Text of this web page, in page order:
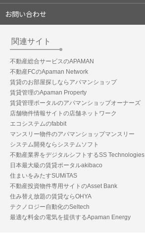
お問い合わせ
関連サイト
不動産総合サービスのAPAMAN
不動産FCのApaman Network
賃貸のお部屋探しならアパマンショップ
賃貸管理のApaman Property
賃貸管理ポータルのアパマンショップオーナーズ
店舗物件情報サイトの店舗ネットワーク
エコシステムのfabbit
マンスリー物件のアパマンショップマンスリー
システム開発ならシステムソフト
不動産業界をデジタルシフトするSS Technologies
日本最大級の賃貸ポータルakibaco
住まいをみたすSUMiTAS
不動産投資物件専用サイトのAsset Bank
住み替え放題の賃貸ならOHYA
テクノロジー自動化のSeltech
最適な料金の電気を提供するApaman Energy